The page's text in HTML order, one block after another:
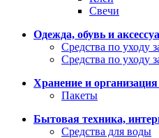
Свечи
Одежда, обувь и
Средства по уходу
Средства по уходу
Хранение и
Пакеты
Бытовая техника,
Средства для воды